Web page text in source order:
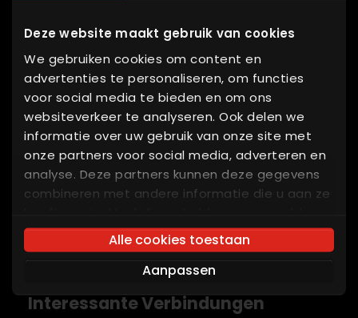
Deze website maakt gebruik van cookies
We gebruiken cookies om content en
advertenties te personaliseren, om functies
voor social media te bieden en om ons
websiteverkeer te analyseren. Ook delen we
informatie over uw gebruik van onze site met
onze partners voor social media, adverteren en
analyse. Deze partners kunnen deze gegevens
combineren met andere informatie die u aan ze
basis van uw gebruik van hun services. U gaat
akkoord met onze cookies als u onze website
Alle cookies toestaan
Aanpassen
OEM Parts
Service
Integration
References
About ALFRA
Become a partner
Get a quotation
Partner login
Interessante Verbindungen